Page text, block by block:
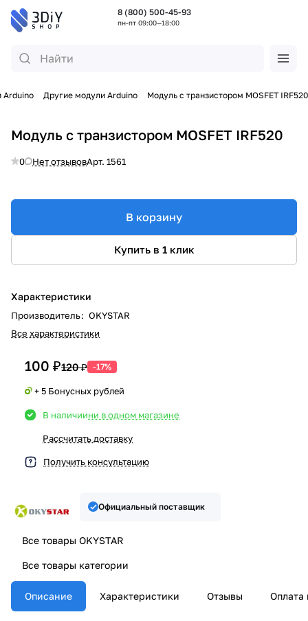
8 (800) 500-45-93
пн-пт 09:00—18:00
Arduino Другие модули Arduino Модуль с транзистором MOSFET IRF520
Модуль с транзистором MOSFET IRF520
0 Нет отзывовАрт. 1561
В корзину
Купить в 1 клик
Характеристики
Производитель: OKYSTAR
Все характеристики
100 ₽120 ₽ -17%
+ 5 Бонусных рублей
В наличиини в одном магазине
Рассчитать доставку
Получить консультацию
Официальный поставщик
Все товары OKYSTAR
Все товары категории
Описание Характеристики Отзывы Оплата